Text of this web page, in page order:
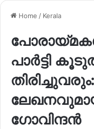
Home / Kerala
പാർട്ടി
ഗോവിന്ദൻ